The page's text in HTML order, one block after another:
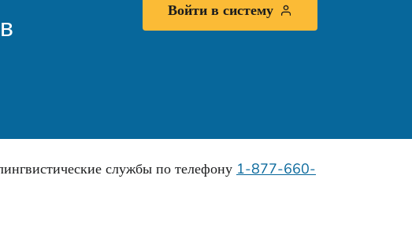
Войти в систему
службы по телефону 1-877-660-